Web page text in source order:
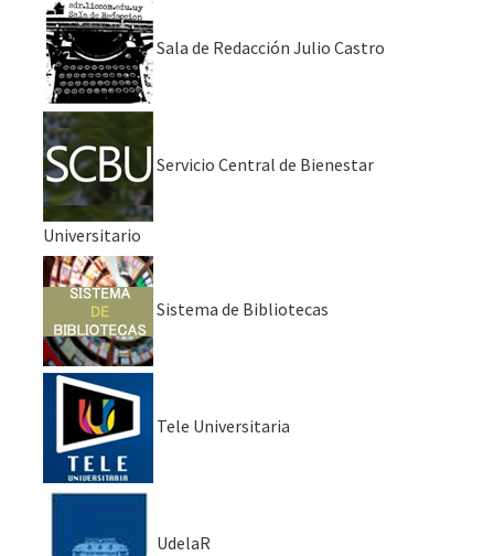
Sala de Redacción Julio Castro
Servicio Central de Bienestar
Universitario
Sistema de Bibliotecas
Tele Universitaria
UdelaR